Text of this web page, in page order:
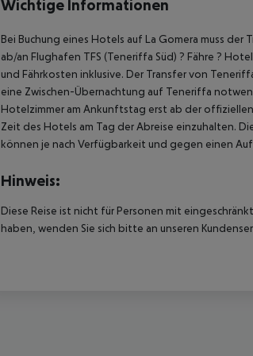
Wichtige Informationen
Bei Buchung eines Hotels auf La Gomera muss
ab/an Flughafen TFS (Teneriffa Süd) ? Fähre ?
und Fährkosten inklusive. Der Transfer von
eine Zwischen-Übernachtung auf Teneriffa
Hotelzimmer am Ankunftstag erst ab der
Zeit des Hotels am Tag der Abreise einzuhalten.
können je nach Verfügbarkeit und gegen einen
Hinweis:
Diese Reise ist nicht für Personen mit
haben, wenden Sie sich bitte an unseren